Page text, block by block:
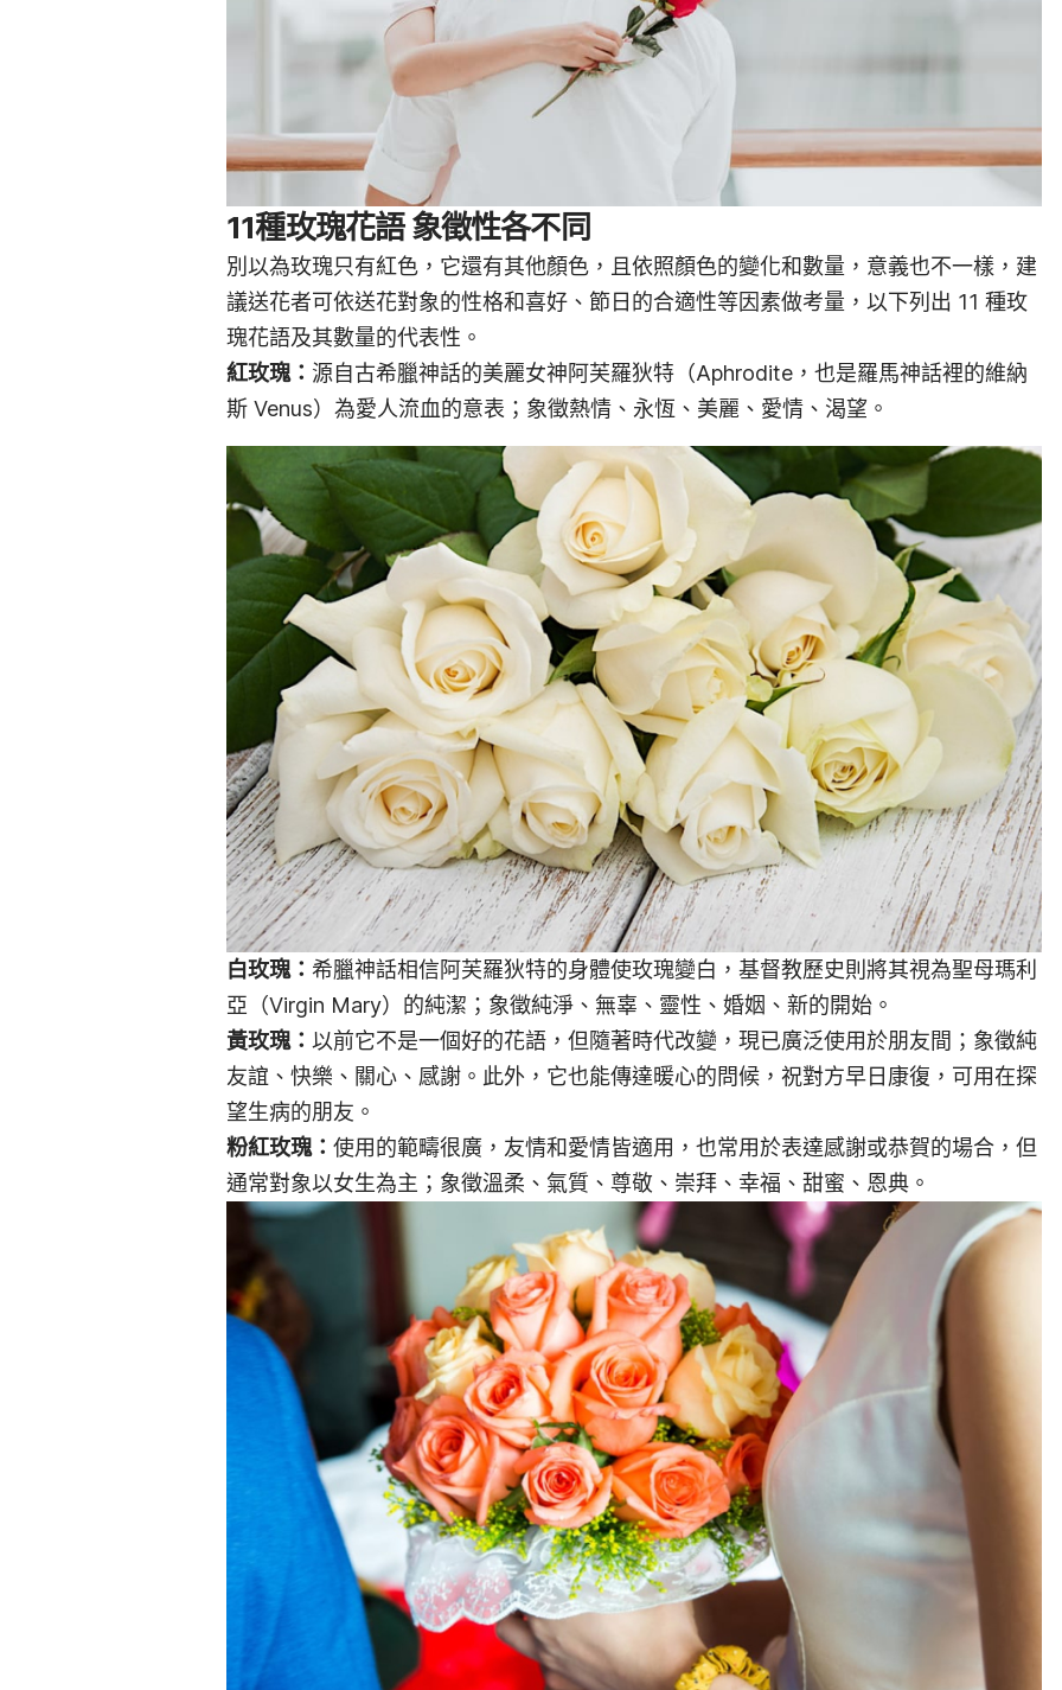
11種玫瑰花語 象徵性各不同
別以為玫瑰只有紅色，它還有其他顏色，且依照顏色的變化和數量，意義也不一樣，建
議送花者可依送花對象的性格和喜好、節日的合適性等因素做考量，以下列出 11 種玫
瑰花語及其數量的代表性。
紅玫瑰： 源自古希臘神話的美麗女神阿芙羅狄特（Aphrodite，也是羅馬神話裡的維納
斯 Venus）為愛人流血的意表；象徵熱情、永恆、美麗、愛情、渴望。
白玫瑰： 希臘神話相信阿芙羅狄特的身體使玫瑰變白，基督教歷史則將其視為聖母瑪利
亞（Virgin Mary）的純潔；象徵純淨、無辜、靈性、婚姻、新的開始。
黃玫瑰： 以前它不是一個好的花語，但隨著時代改變，現已廣泛使用於朋友間；象徵純
友誼、快樂、關心、感謝。此外，它也能傳達暖心的問候，祝對方早日康復，可用在探
望生病的朋友。
粉紅玫瑰： 使用的範疇很廣，友情和愛情皆適用，也常用於表達感謝或恭賀的場合，但
通常對象以女生為主；象徵溫柔、氣質、尊敬、崇拜、幸福、甜蜜、恩典。